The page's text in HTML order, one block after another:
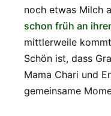
noch etwas Milch
schon früh an
mittlerweile
Schön ist, dass
Mama Chari und
gemeinsame